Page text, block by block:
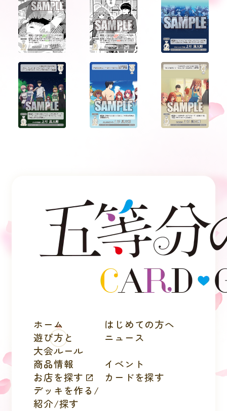
ホーム
はじめての方へ
遊び方と
大会ルール
ニュース
商品情報
イベント
お店を探す
カードを探す
デッキを作る/
紹介/探す